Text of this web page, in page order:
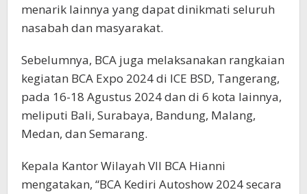
menarik lainnya yang dapat dinikmati seluruh
nasabah dan masyarakat.
Sebelumnya, BCA juga melaksanakan rangkaian
kegiatan BCA Expo 2024 di ICE BSD, Tangerang,
pada 16-18 Agustus 2024 dan di 6 kota lainnya,
meliputi Bali, Surabaya, Bandung, Malang,
Medan, dan Semarang.
Kepala Kantor Wilayah VII BCA Hianni
mengatakan, “BCA Kediri Autoshow 2024 secara